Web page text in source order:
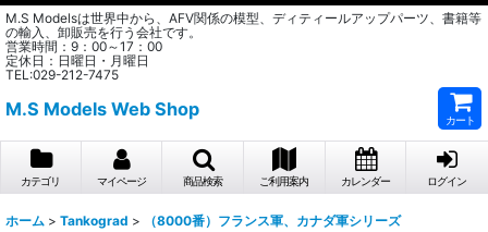
M.S Modelsは世界中から、AFV関係の模型、ディティールアップパーツ、書籍等
の輸入、卸販売を行う会社です。
営業時間：9：00～17：00
定休日：日曜日・月曜日
TEL:029-212-7475
M.S Models Web Shop
カート
カテゴリ マイページ 商品検索 ご利用案内 カレンダー ログイン
ホーム > Tankograd >
（8000番）フランス軍、カナダ軍シリーズ